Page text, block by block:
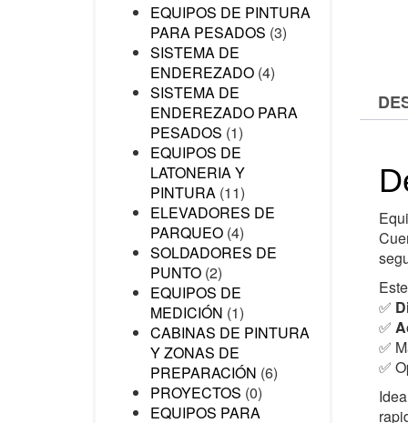
EQUIPOS DE PINTURA
PARA PESADOS (3)
SISTEMA DE
ENDEREZADO (4)
SISTEMA DE
ENDEREZADO PARA
PESADOS (1)
EQUIPOS DE
LATONERIA Y
PINTURA (11)
ELEVADORES DE
PARQUEO (4)
SOLDADORES DE
PUNTO (2)
EQUIPOS DE
MEDICIÓN (1)
CABINAS DE PINTURA
Y ZONAS DE
PREPARACIÓN (6)
PROYECTOS (0)
EQUIPOS PARA
✅
✅
✅
✅